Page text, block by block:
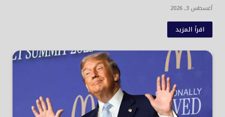
أغسطس 3, 2026
اقرأ المزيد